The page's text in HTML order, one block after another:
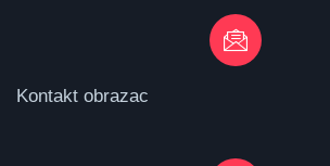
Kontakt obrazac